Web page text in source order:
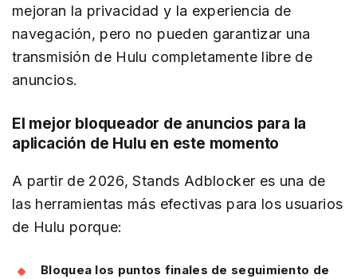
mejoran la privacidad y la experiencia de
navegación, pero no pueden garantizar una
transmisión de Hulu completamente libre de
anuncios.
El mejor bloqueador de anuncios para la
aplicación de Hulu en este momento
A partir de 2026, Stands Adblocker es una de
las herramientas más efectivas para los usuarios
de Hulu porque:
Bloquea los puntos finales de seguimiento de